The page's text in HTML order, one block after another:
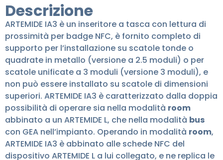
Descrizione
ARTEMIDE IA3 è un inseritore a tasca con lettura di
prossimità per badge NFC, è fornito completo di
supporto per l’installazione su scatole tonde o
quadrate in metallo (versione a 2.5 moduli) o per
scatole unificate a 3 moduli (versione 3 moduli), e
non può essere installato su scatole di dimensioni
superiori. ARTEMIDE IA3 è caratterizzato dalla doppia
possibilità di operare sia nella modalità room
abbinato a un ARTEMIDE L, che nella modalità bus
con GEA nell’impianto. Operando in modalità room,
ARTEMIDE IA3 è abbinato alle schede NFC del
dispositivo ARTEMIDE L a lui collegato, e ne replica le